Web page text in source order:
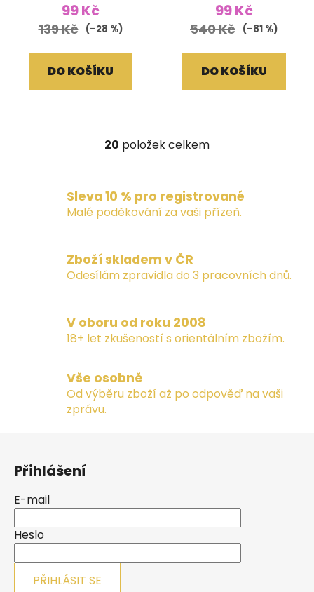
99 Kč
139 Kč (–28 %)
DO KOŠÍKU
99 Kč
540 Kč (–81 %)
DO KOŠÍKU
O
á
d
í
p
k
y
i
20 položek celkem
Sleva 10 % pro registrované
Malé poděkování za vaši přízeň.
Zboží skladem v ČR
Odesílám zpravidla do 3 pracovních dnů.
V oboru od roku 2008
18+ let zkušeností s orientálním zbožím.
Vše osobně
Od výběru zboží až po odpověď na vaši
zprávu.
Přihlášení
E-mail
Heslo
PŘIHLÁSIT SE